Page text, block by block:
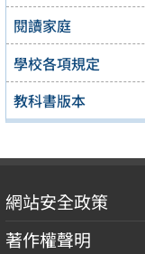
閱讀家庭
學校各項規定
教科書版本
網站安全政策
著作權聲明